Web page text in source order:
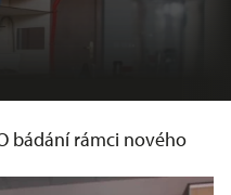
bádání rámci nového